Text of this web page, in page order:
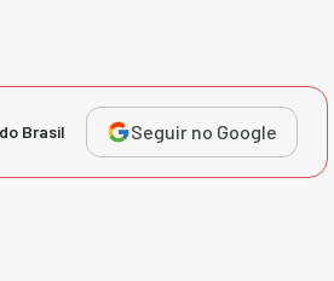
Brasil Seguir no Google